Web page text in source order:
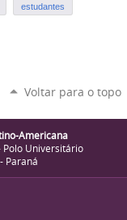
estudantes
Voltar para o topo
Americana
Polo Universitário
Paraná